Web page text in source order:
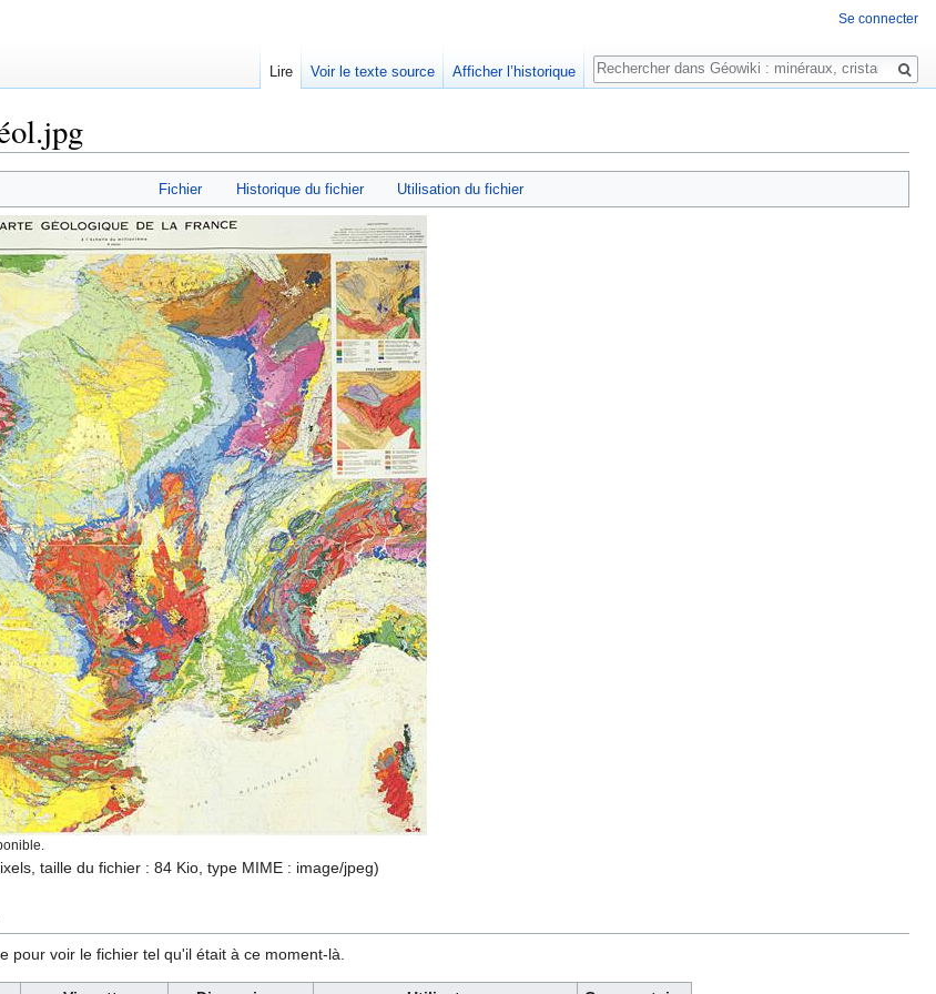
Fichier Historique du fichier Utilisation du fichier
taille du fichier : 84 Kio, type MIME : image/jpeg)
pour voir le fichier tel qu'il était à ce moment-là.
Se connecter
Lire Voir le texte source Afficher l’historique
Rechercher